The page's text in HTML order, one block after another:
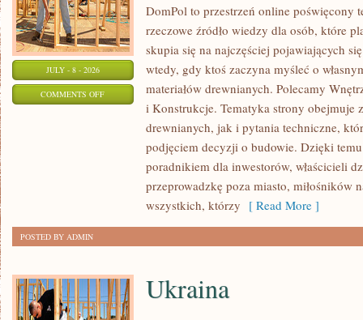
JULY - 8 - 2026
COMMENTS OFFON
FINANSOWANIE
DomPol to przestrzeń online poświęcony
rzeczowe źródło wiedzy dla osób, które
skupia się na najczęściej pojawiających
wtedy, gdy ktoś zaczyna myśleć o
materiałów drewnianych. Polecamy
i Konstrukcje. Tematyka strony obejmuje
drewnianych, jak i pytania techniczne,
podjęciem decyzji o budowie. Dzięki
poradnikiem dla inwestorów, właścicieli
przeprowadzkę poza miasto, miłośników
wszystkich, którzy [ Read More ]
POSTED BY ADMIN
Ukraina